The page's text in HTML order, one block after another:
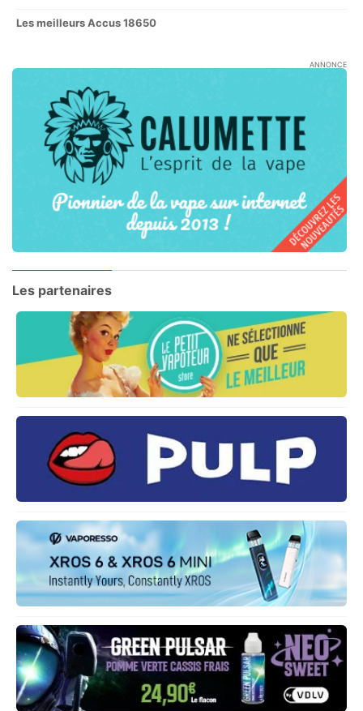
Les meilleurs Accus 18650
ANNONCE
Les partenaires